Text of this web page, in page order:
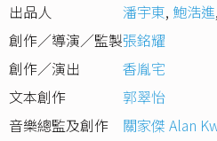
出品人
潘宇東, 鮑浩進,
創作／導演／監製張銘耀
創作／演出
香胤宅
文本創作
郭翠怡
音樂總監及創作
關家傑 Alan